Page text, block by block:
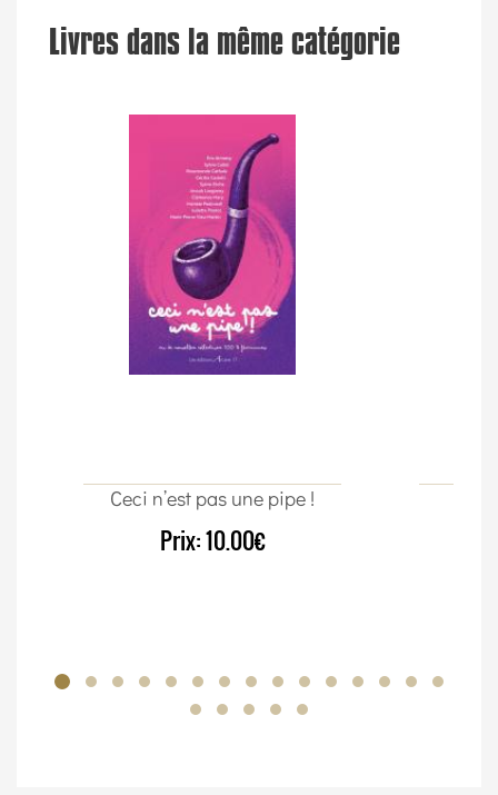
Livres dans la même catégorie
Ceci n’est pas une pipe !
Prix:10.00€